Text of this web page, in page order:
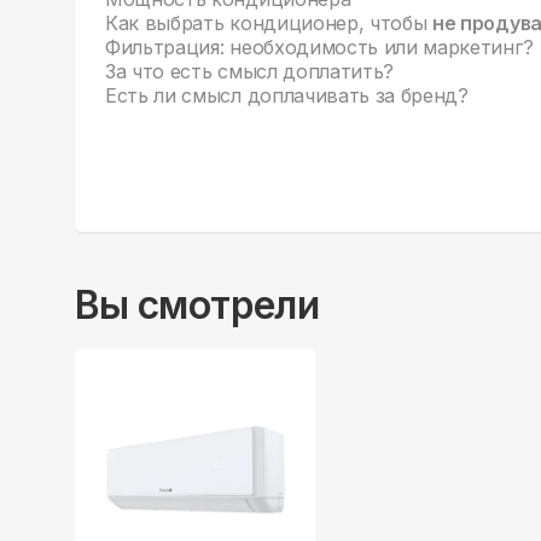
Как выбрать кондиционер, чтобы не
Фильтрация: необходимость или маркетинг?
За что есть смысл доплатить?
Есть ли смысл доплачивать за бренд?
Вы смотрели